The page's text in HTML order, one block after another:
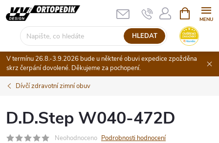
Přejít
na
HLEDAT
NÁKUPNÍ
KOŠÍK
V termínu 26.8.-3.9.2026 bude u některé obuvi expedice zpožděna
skrz čerpání dovolené. Děkujeme za pochopení.
Dívčí zdravotní zimní obuv
D.D.Step W040-472D
Neohodnoceno Podrobnosti hodnocení